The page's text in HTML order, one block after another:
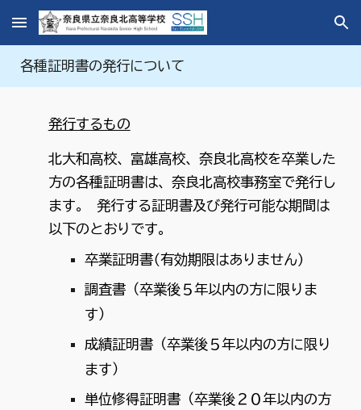
Skip to main content Skip to navigation
各種証明書の発行について
発行するもの
北大和高校、富雄高校、奈良北高校を卒業した
方の各種証明書は、奈良北高校事務室で発行し
ます。 発行する証明書及び発行可能な期間は
以下のとおりです。
卒業証明書(有効期限はありません)
調査書（卒業後５年以内の方に限りま
す）
成績証明書（卒業後５年以内の方に限り
ます）
単位修得証明書（卒業後２０年以内の方